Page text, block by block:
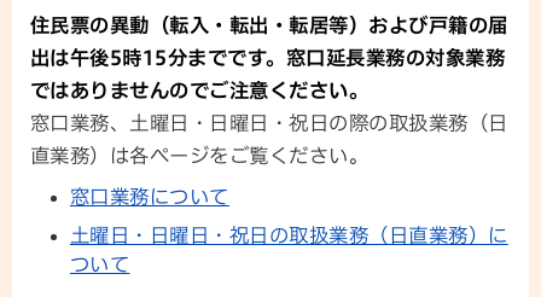
住民票の異動（転入・転出・転居等）および戸籍の届
出は午後5時15分までです。窓口延長業務の対象業務
ではありませんのでご注意ください。
窓口業務、土曜日・日曜日・祝日の際の取扱業務（日
直業務）は各ページをご覧ください。
窓口業務について
土曜日・日曜日・祝日の取扱業務（日直業務）に
ついて